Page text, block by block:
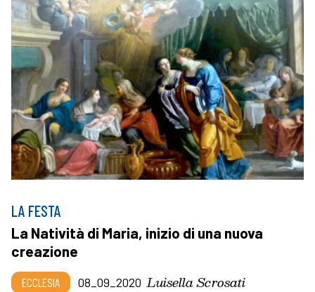
LA FESTA
La Natività di Maria, inizio di una nuova
creazione
ECCLESIA 08_09_2020 Luisella Scrosati